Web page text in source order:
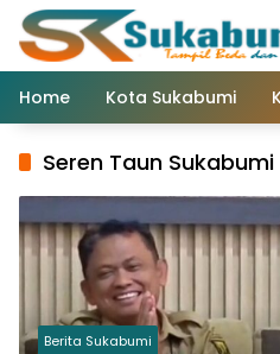
Langsung
konten
Home
Kota Sukabumi
Seren Taun Sukabumi
Berita Sukabumi